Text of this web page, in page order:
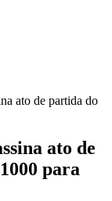
ato de partida do
ato de
para